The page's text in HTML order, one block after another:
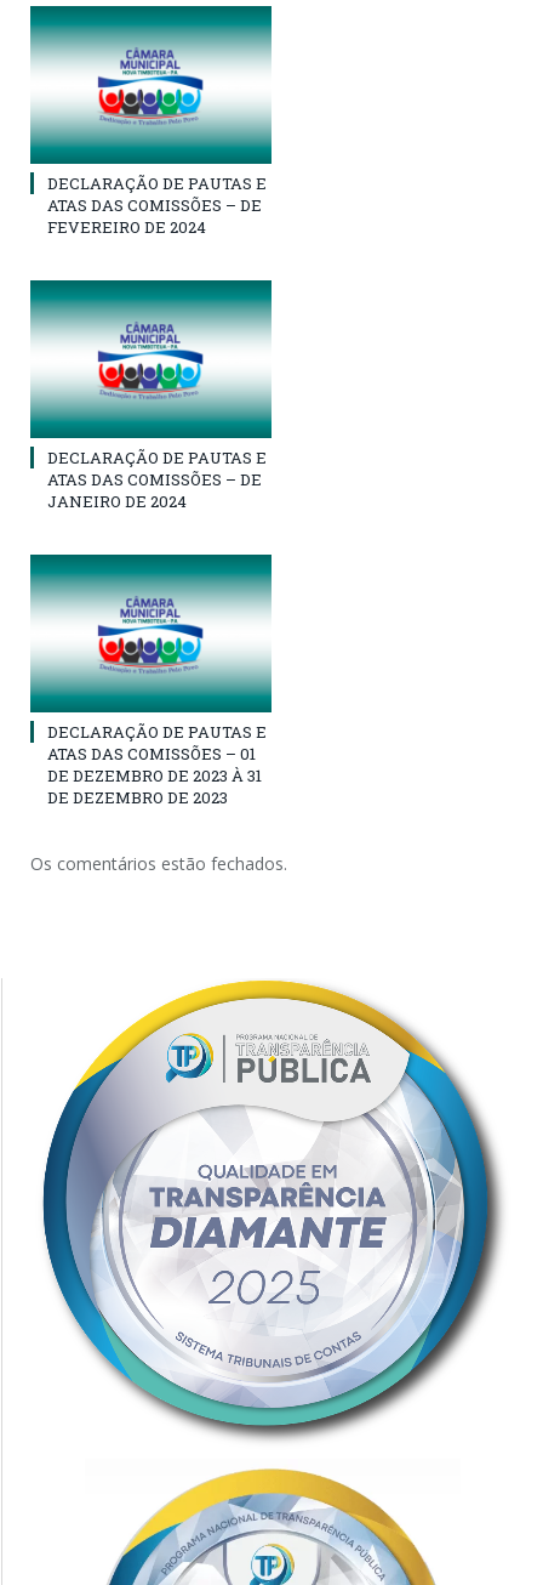
DECLARAÇÃO DE PAUTAS E
ATAS DAS COMISSÕES – DE
FEVEREIRO DE 2024
DECLARAÇÃO DE PAUTAS E
ATAS DAS COMISSÕES – DE
JANEIRO DE 2024
DECLARAÇÃO DE PAUTAS E
ATAS DAS COMISSÕES – 01
DE DEZEMBRO DE 2023 À 31
DE DEZEMBRO DE 2023
Os comentários estão fechados.